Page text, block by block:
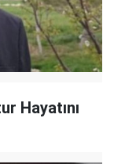
Hayatını